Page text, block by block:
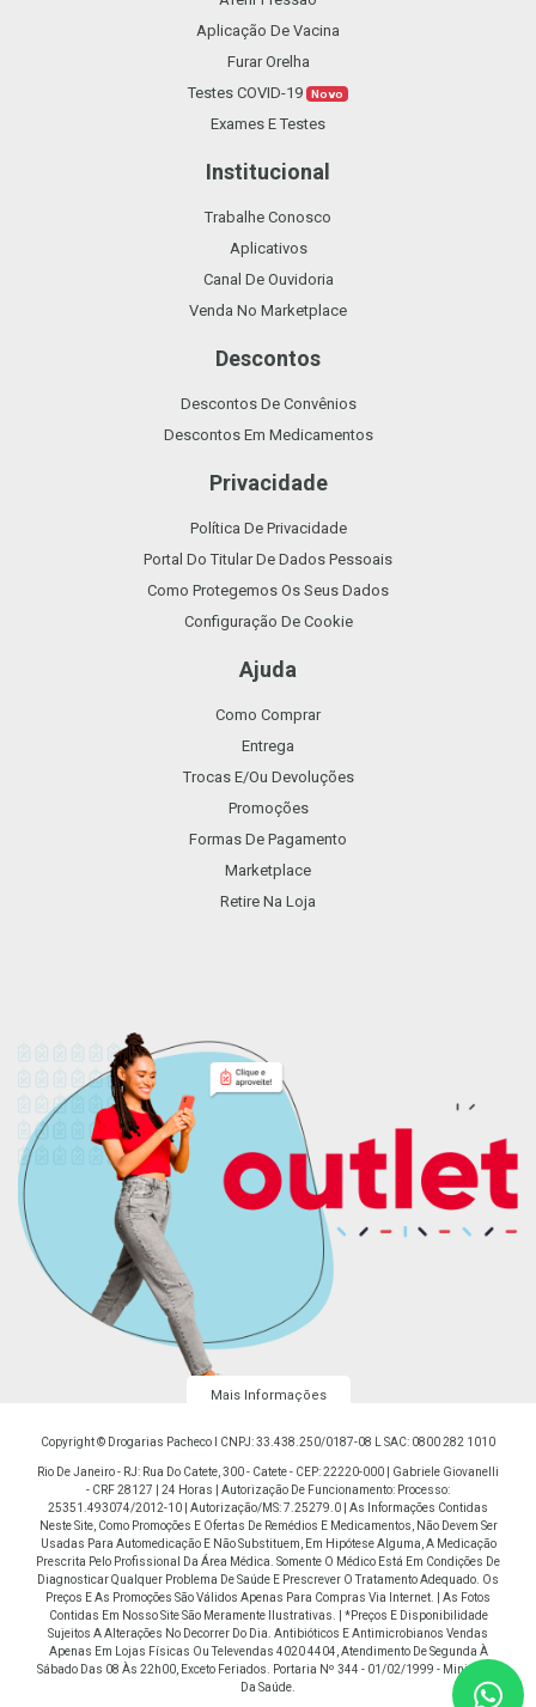
Aplicação De Vacina
Furar Orelha
Testes COVID-19 Novo
Exames E Testes
Institucional
Trabalhe Conosco
Aplicativos
Canal De Ouvidoria
Venda No Marketplace
Descontos
Descontos De Convênios
Descontos Em Medicamentos
Privacidade
Política De Privacidade
Portal Do Titular De Dados Pessoais
Como Protegemos Os Seus Dados
Configuração De Cookie
Ajuda
Como Comprar
Entrega
Trocas E/ou Devoluções
Promoções
Formas De Pagamento
Marketplace
Retire Na Loja
Mais Informações
Copyright © Drogarias Pacheco I CNPJ: 33.438.250/0187-08 L SAC: 0800 282 1010
Rio De Janeiro - RJ: Rua Do Catete, 300 - Catete - CEP: 22220-000 | Gabriele Giovanelli
- CRF 28127 | 24 Horas | Autorização De Funcionamento: Processo:
25351.493074/2012-10 | Autorização/MS: 7.25279.0 | As Informações Contidas
Neste Site, Como Promoções E Ofertas De Remédios E Medicamentos, Não Devem Ser
Usadas Para Automedicação E Não Substituem, Em Hipótese Alguma, A Medicação
Prescrita Pelo Profissional Da Área Médica. Somente O Médico Está Em Condições De
Diagnosticar Qualquer Problema De Saúde E Prescrever O Tratamento Adequado. Os
Preços E As Promoções São Válidos Apenas Para Compras Via Internet. | As Fotos
Contidas Em Nosso Site São Meramente Ilustrativas. | *Preços E Disponibilidade
Sujeitos A Alterações No Decorrer Do Dia. Antibióticos E Antimicrobianos Vendas
Apenas Em Lojas Físicas Ou Televendas 4020 4404, Atendimento De Segunda À
Sábado Das 08 Às 22h00, Exceto Feriados. Portaria Nº 344 - 01/02/1999 - Ministério
Da Saúde.